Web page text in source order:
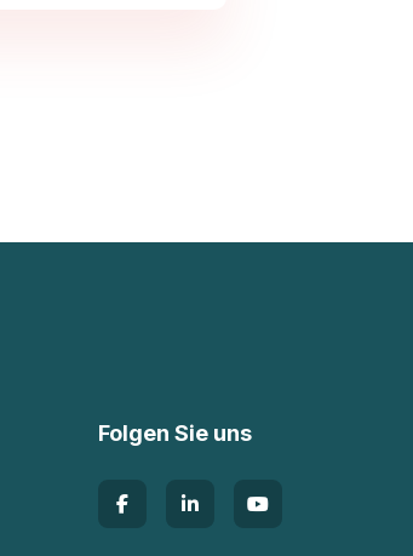
Folgen Sie uns